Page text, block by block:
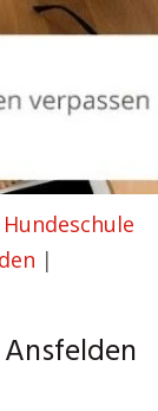
Hundeschule
|